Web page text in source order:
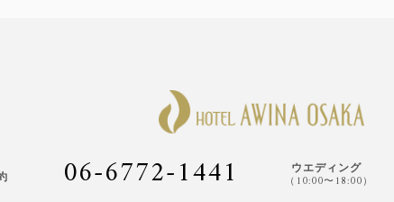
06-6772-1441 ウエディング
（10:00〜18:00）